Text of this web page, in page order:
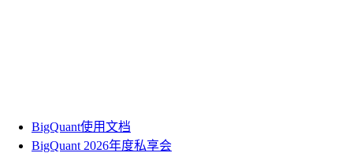
BigQuant使用文档
BigQuant 2026年度私享会